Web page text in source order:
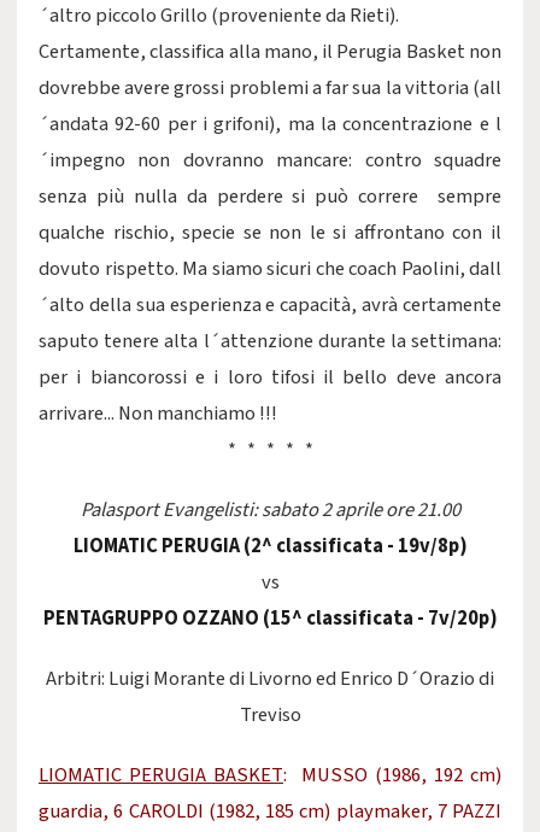
´altro piccolo Grillo (proveniente da Rieti).
Certamente, classifica alla mano, il Perugia Basket non
dovrebbe avere grossi problemi a far sua la vittoria (all
´andata 92-60 per i grifoni), ma la concentrazione e l
´impegno non dovranno mancare: contro squadre
senza più nulla da perdere si può correre sempre
qualche rischio, specie se non le si affrontano con il
dovuto rispetto. Ma siamo sicuri che coach Paolini, dall
´alto della sua esperienza e capacità, avrà certamente
saputo tenere alta l´attenzione durante la settimana:
per i biancorossi e i loro tifosi il bello deve ancora
arrivare... Non manchiamo !!!
* * * * *
Palasport Evangelisti: sabato 2 aprile ore 21.00
LIOMATIC PERUGIA (2^ classificata - 19v/8p)
vs
PENTAGRUPPO OZZANO (15^ classificata - 7v/20p)
Arbitri: Luigi Morante di Livorno ed Enrico D´Orazio di
Treviso
LIOMATIC PERUGIA BASKET: MUSSO (1986, 192 cm)
guardia, 6 CAROLDI (1982, 185 cm) playmaker, 7 PAZZI